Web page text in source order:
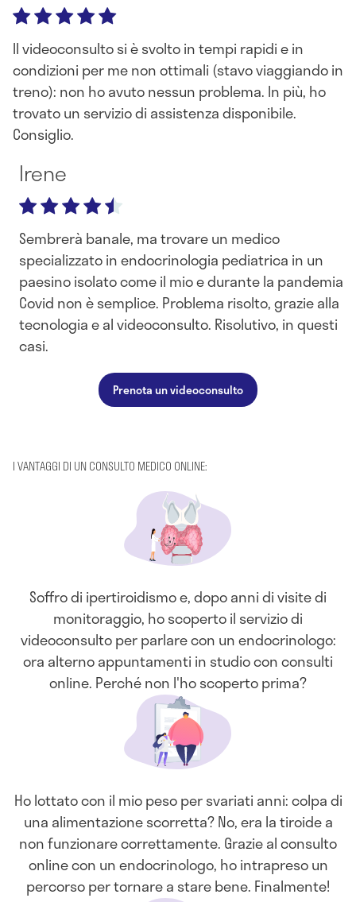
Il videoconsulto si è svolto in tempi rapidi e in
condizioni per me non ottimali (stavo viaggiando in
treno): non ho avuto nessun problema. In più, ho
trovato un servizio di assistenza disponibile.
Consiglio.
Irene
Sembrerà banale, ma trovare un medico
specializzato in endocrinologia pediatrica in un
paesino isolato come il mio e durante la pandemia
Covid non è semplice. Problema risolto, grazie alla
tecnologia e al videoconsulto. Risolutivo, in questi
casi.
Prenota un videoconsulto
I VANTAGGI DI UN CONSULTO MEDICO ONLINE:
Soffro di ipertiroidismo e, dopo anni di visite di
monitoraggio, ho scoperto il servizio di
videoconsulto per parlare con un endocrinologo:
ora alterno appuntamenti in studio con consulti
online. Perché non l'ho scoperto prima?
Ho lottato con il mio peso per svariati anni: colpa di
una alimentazione scorretta? No, era la tiroide a
non funzionare correttamente. Grazie al consulto
online con un endocrinologo, ho intrapreso un
percorso per tornare a stare bene. Finalmente!